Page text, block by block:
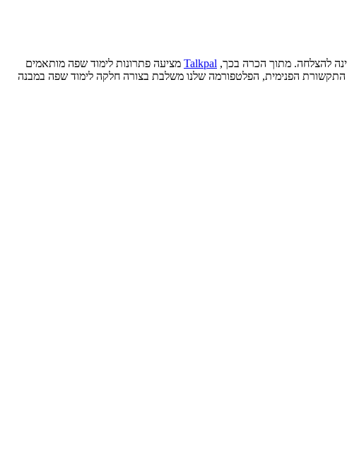
Talkpal מציעה פתרונות לימוד שפה מותאמים
הפנימית, הפלטפורמה שלנו משלבת בצורה חלקה לימוד שפה במבנה